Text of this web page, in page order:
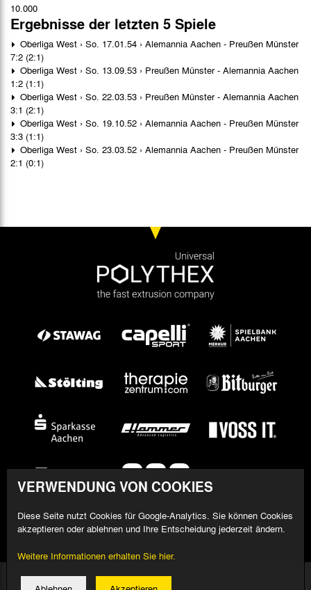
10.000
Ergebnisse der letzten 5 Spiele
Oberliga West › So. 17.01.54 › Alemannia Aachen - Preußen Münster
7:2 (2:1)
Oberliga West › So. 13.09.53 › Preußen Münster - Alemannia Aachen
1:2 (1:1)
Oberliga West › So. 22.03.53 › Preußen Münster - Alemannia Aachen
3:1 (2:1)
Oberliga West › So. 19.10.52 › Alemannia Aachen - Preußen Münster
3:3 (1:1)
Oberliga West › So. 23.03.52 › Alemannia Aachen - Preußen Münster
2:1 (0:1)
© 2026 Alemannia Aachen - Alle Rechte vorbehalten
VERWENDUNG VON COOKIES
Diese Seite nutzt Cookies für Google-Analytics. Sie können Cookies
akzeptieren oder ablehnen und Ihre Entscheidung jederzeit ändern.
Weitere Informationen erhalten Sie hier.